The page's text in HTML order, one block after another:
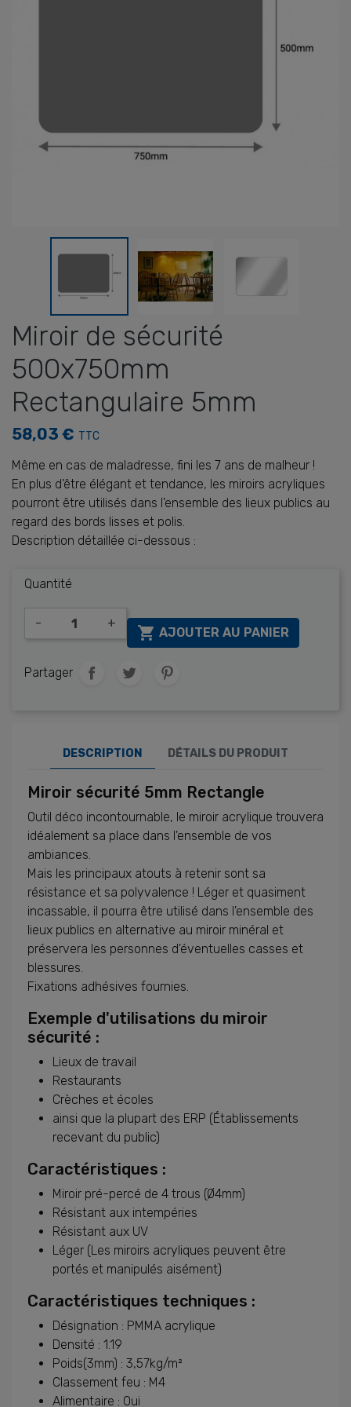
Miroir de sécurité
500x750mm
Rectangulaire 5mm
58,03 € TTC
Même en cas de maladresse, fini les 7 ans de malheur !
En plus d'être élégant et tendance, les miroirs acryliques
pourront être utilisés dans l'ensemble des lieux publics au
regard des bords lisses et polis.
Description détaillée ci-dessous :
Quantité
- +
 AJOUTER AU PANIER
Partager
DESCRIPTION DÉTAILS DU PRODUIT
Miroir sécurité 5mm Rectangle
Outil déco incontournable, le miroir acrylique trouvera
idéalement sa place dans l'ensemble de vos
ambiances.
Mais les principaux atouts à retenir sont sa
résistance et sa polyvalence ! Léger et quasiment
incassable, il pourra être utilisé dans l'ensemble des
lieux publics en alternative au miroir minéral et
préservera les personnes d'éventuelles casses et
blessures.
Fixations adhésives fournies.
Exemple d'utilisations du miroir
sécurité :
Lieux de travail
Restaurants
Crèches et écoles
ainsi que la plupart des ERP (Établissements
recevant du public)
Caractéristiques :
Miroir pré-percé de 4 trous (Ø4mm)
Résistant aux intempéries
Résistant aux UV
Léger (Les miroirs acryliques peuvent être
portés et manipulés aisément)
Caractéristiques techniques :
Désignation : PMMA acrylique
Densité : 1.19
Poids(3mm) : 3,57kg/m²
Classement feu : M4
Alimentaire : Oui